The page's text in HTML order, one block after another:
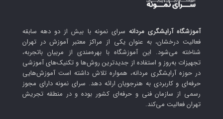
آموزشگاه آرایشگری مردانه سرای نمونه با بیش از دو دهه سابقه
فعالیت درخشان، به عنوان یکی از مراکز معتبر آموزش در تهران
شناخته می‌شود. این آموزشگاه با بهره‌مندی از مربیان باتجربه،
تجهیزات به‌روز و استفاده از جدیدترین روش‌ها و تکنیک‌های آموزشی
در حوزه آرایشگری مردانه، همواره تلاش داشته است آموزش‌هایی
حرفه‌ای و کاربردی به هنرجویان ارائه دهد. سرای نمونه دارای مجوز
رسمی از سازمان فنی و حرفه‌ای کشور بوده و در منطقه تجریش
تهران فعالیت می‌کند.